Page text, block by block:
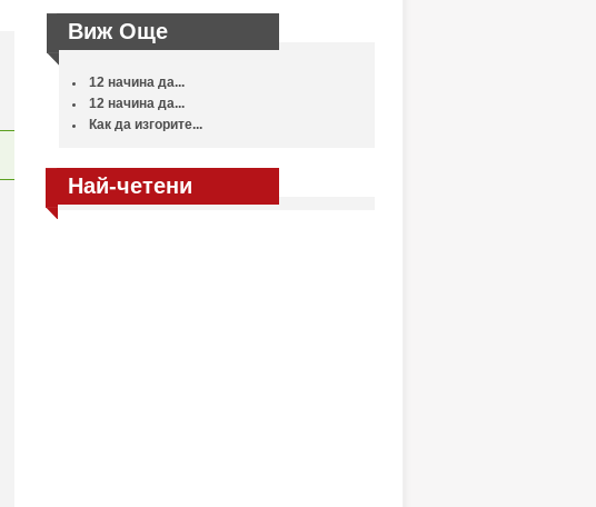
Виж Още
12 начина да...
12 начина да...
Как да изгорите...
Най-четени